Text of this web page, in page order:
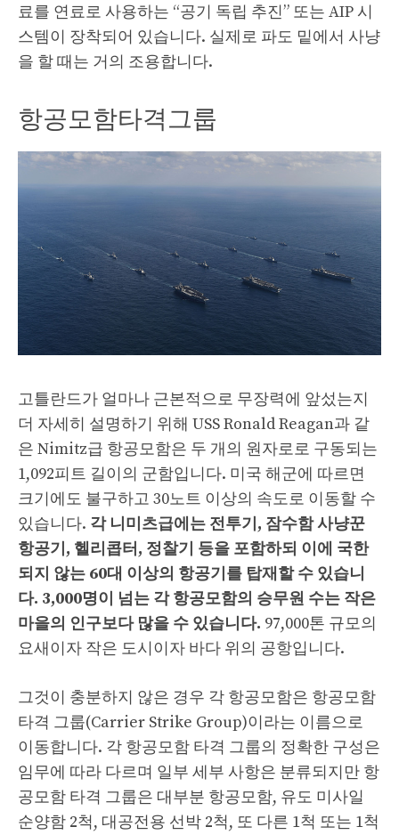
료를 연료로 사용하는 “공기 독립 추진” 또는 AIP 시
스템이 장착되어 있습니다. 실제로 파도 밑에서 사냥
을 할 때는 거의 조용합니다.
항공모함타격그룹
고틀란드가 얼마나 근본적으로 무장력에 앞섰는지
더 자세히 설명하기 위해 USS Ronald Reagan과 같
은 Nimitz급 항공모함은 두 개의 원자로로 구동되는
1,092피트 길이의 군함입니다. 미국 해군에 따르면
크기에도 불구하고 30노트 이상의 속도로 이동할 수
있습니다. 각 니미츠급에는 전투기, 잠수함 사냥꾼
항공기, 헬리콥터, 정찰기 등을 포함하되 이에 국한
되지 않는 60대 이상의 항공기를 탑재할 수 있습니
다. 3,000명이 넘는 각 항공모함의 승무원 수는 작은
마을의 인구보다 많을 수 있습니다. 97,000톤 규모의
요새이자 작은 도시이자 바다 위의 공항입니다.
그것이 충분하지 않은 경우 각 항공모함은 항공모함
타격 그룹(Carrier Strike Group)이라는 이름으로
이동합니다. 각 항공모함 타격 그룹의 정확한 구성은
임무에 따라 다르며 일부 세부 사항은 분류되지만 항
공모함 타격 그룹은 대부분 항공모함, 유도 미사일
순양함 2척, 대공전용 선박 2척, 또 다른 1척 또는 1척